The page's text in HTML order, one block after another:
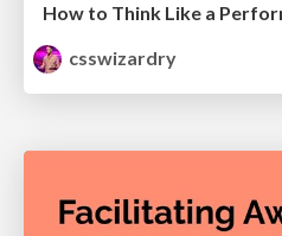
How to Think Like a
csswizardry